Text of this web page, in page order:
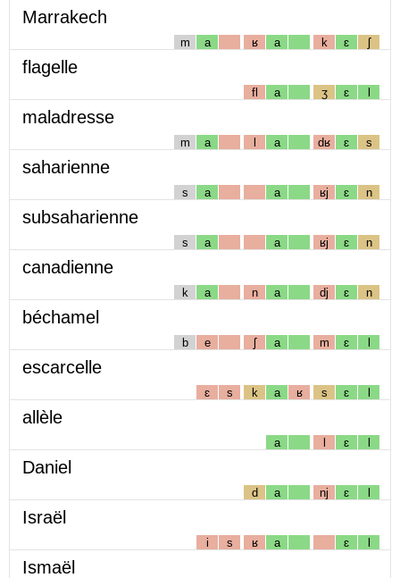
Marrakech
m a ʁ a k ɛ ʃ
flagelle
fl a ʒ ɛ l
maladresse
m a l a dʁ ɛ s
saharienne
s a a ʁj ɛ n
subsaharienne
s a a ʁj ɛ n
canadienne
k a n a dj ɛ n
béchamel
b e ʃ a m ɛ l
escarcelle
ɛ s k a ʁ s ɛ l
allèle
a l ɛ l
Daniel
d a nj ɛ l
Israël
i s ʁ a ɛ l
Ismaël